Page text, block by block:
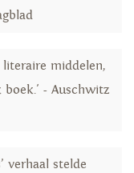
middelen,
boek.' - Auschwitz
verhaal stelde